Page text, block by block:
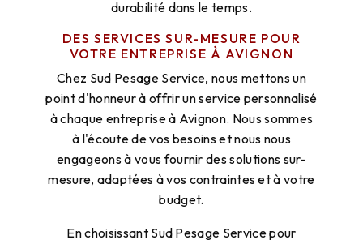
durabilité dans le temps.
DES SERVICES SUR-MESURE POUR
VOTRE ENTREPRISE À AVIGNON
Chez Sud Pesage Service, nous mettons un
point d'honneur à offrir un service personnalisé
à chaque entreprise à Avignon. Nous sommes
à l'écoute de vos besoins et nous nous
engageons à vous fournir des solutions sur-
mesure, adaptées à vos contraintes et à votre
budget.
En choisissant Sud Pesage Service pour